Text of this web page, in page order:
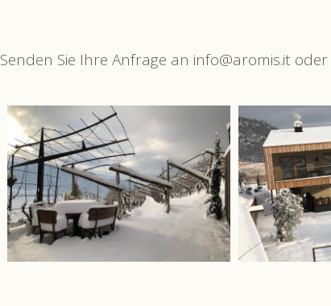
Senden Sie Ihre Anfrage an info@aromis.it